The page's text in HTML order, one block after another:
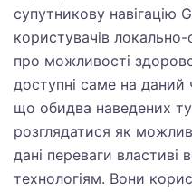
супутникову навігацію
користувачів
про можливості
доступні саме на даний
що обидва наведених
розглядатися як
дані переваги властиві
технологіям. Вони